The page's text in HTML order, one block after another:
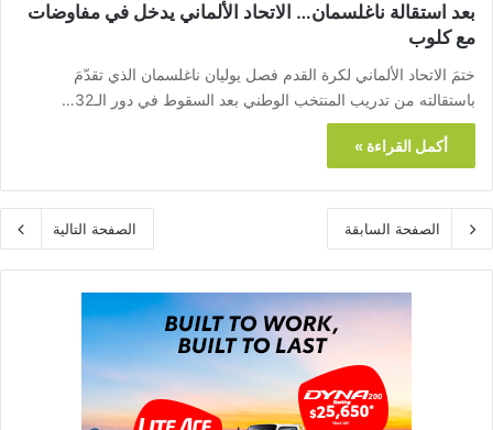
بعد استقالة ناغلسمان… الاتحاد الألماني يدخل في مفاوضات
مع كلوب
ختمَ الاتحاد الألماني لكرة القدم فصل يوليان ناغلسمان الذي تقدّمَ
باستقالته من تدريب المنتخب الوطني بعد السقوط في دور الـ32…
أكمل القراءة »
الصفحة السابقة الصفحة التالية